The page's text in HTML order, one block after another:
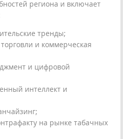
региона и включает
тренды;
и коммерческая
и цифровой
интеллект и
на рынке табачных